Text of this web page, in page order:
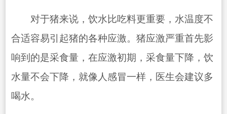
对于猪来说，饮水比吃料更重要，水温度不
合适容易引起猪的各种应激。猪应激严重首先影
响到的是采食量，在应激初期，采食量下降，饮
水量不会下降，就像人感冒一样，医生会建议多
喝水。